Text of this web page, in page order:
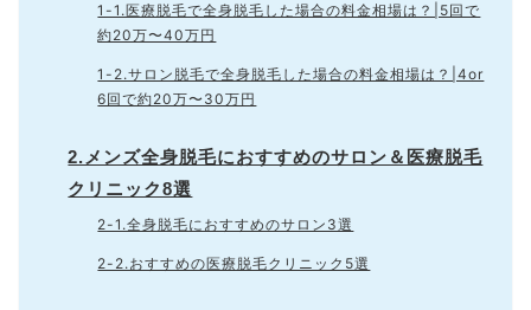
1-1.医療脱毛で全身脱毛した場合の料金相場は？|5回で
約20万〜40万円
1-2.サロン脱毛で全身脱毛した場合の料金相場は？|4or
6回で約20万〜30万円
2.メンズ全身脱毛におすすめのサロン＆医療脱毛
クリニック8選
2-1.全身脱毛におすすめのサロン3選
2-2.おすすめの医療脱毛クリニック5選